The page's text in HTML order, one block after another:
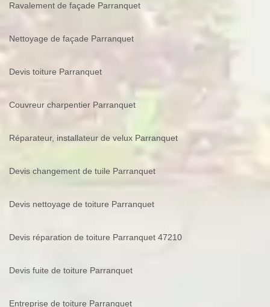
Ravalement de façade Parranquet
Nettoyage de façade Parranquet
Devis toiture Parranquet
Couvreur charpentier Parranquet
Réparateur, installateur de velux Parranquet
Devis changement de tuile Parranquet
Devis nettoyage de toiture Parranquet
Devis réparation de toiture Parranquet 47210
Devis fuite de toiture Parranquet
Entreprise de toiture Parranquet